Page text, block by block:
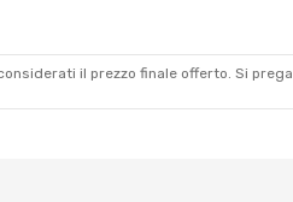
il ​​prezzo finale offerto. Si